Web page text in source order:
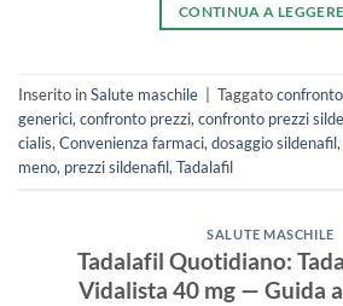
CONTINUA A LEGGERE
Inserito inSalute maschile Taggato
generici,confronto prezzi,confronto prezzi
cialis,Convenienza farmaci,dosaggio sildenafil,
meno, prezzi sildenafil,Tadalafil
SALUTE MASCHILE
Tadalafil Quotidiano:
Vidalista 40 mg — Guida